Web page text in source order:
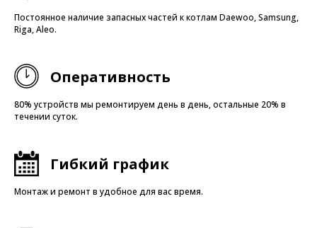
Постоянное наличие запасных частей к котлам Daewoo, Samsung,
Riga, Aleo.
Оперативность
80% устройств мы ремонтируем день в день, остальные 20% в
течении суток.
Гибкий график
Монтаж и ремонт в удобное для вас время.